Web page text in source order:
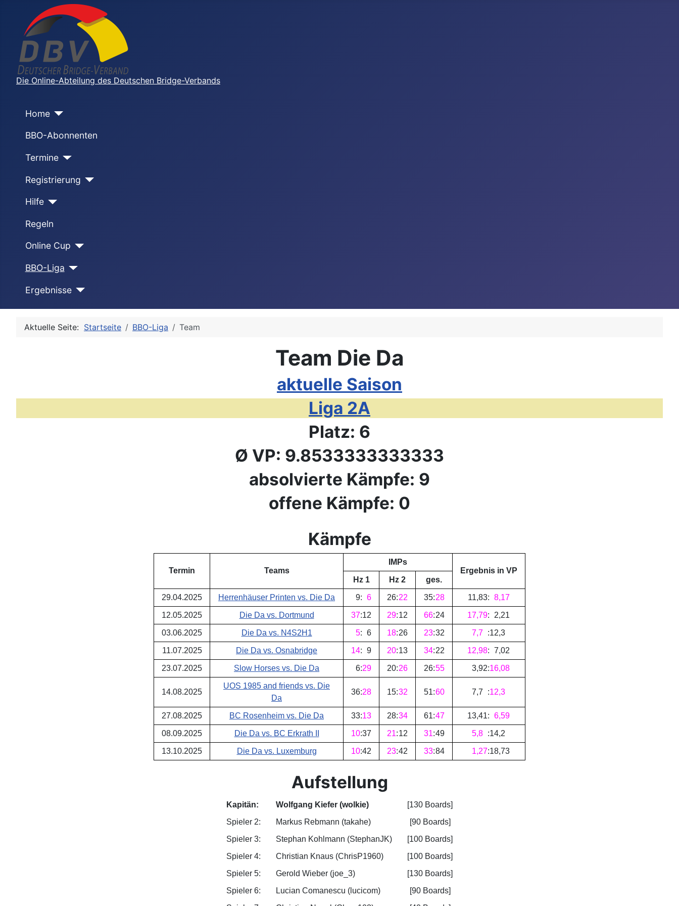
Die Online-Abteilung des Deutschen Bridge-Verbands
Home
BBO-Abonnenten
Termine
Registrierung
Hilfe
Regeln
Online Cup
BBO-Liga
Ergebnisse
Aktuelle Seite: Startseite BBO-Liga Team
Team Die Da
aktuelle Saison
Liga 2A
Platz: 6
Ø VP: 9.8533333333333
absolvierte Kämpfe: 9
offene Kämpfe: 0
Kämpfe
Termin Teams
IMPs
Ergebnis in VP
Hz 1
Hz 2 ges.
29.04.2025 Herrenhäuser Printen vs. Die Da 9: 6 26:22 35:28 11,83: 8,17
12.05.2025 Die Da vs. Dortmund 37:12 29:12 66:24 17,79: 2,21
03.06.2025 Die Da vs. N4S2H1 5: 6 18:26 23:32 7,7 :12,3
11.07.2025 Die Da vs. Osnabridge 14: 9 20:13 34:22 12,98: 7,02
23.07.2025 Slow Horses vs. Die Da 6:29 20:26 26:55 3,92:16,08
14.08.2025
UOS 1985 and friends vs. Die
Da
36:28 15:32 51:60 7,7 :12,3
27.08.2025 BC Rosenheim vs. Die Da 33:13 28:34 61:47 13,41: 6,59
08.09.2025 Die Da vs. BC Erkrath II 10:37 21:12 31:49 5,8 :14,2
13.10.2025 Die Da vs. Luxemburg 10:42 23:42 33:84 1,27:18,73
Aufstellung
Kapitän: Wolfgang Kiefer (wolkie)
[130 Boards]
Spieler 2:
Markus Rebmann (takahe)
[90 Boards]
Spieler 3:
Stephan Kohlmann (StephanJK)
[100 Boards]
Spieler 4:
Christian Knaus (ChrisP1960)
[100 Boards]
Spieler 5:
Gerold Wieber (joe_3)
[130 Boards]
Spieler 6:
Lucian Comanescu (lucicom)
[90 Boards]